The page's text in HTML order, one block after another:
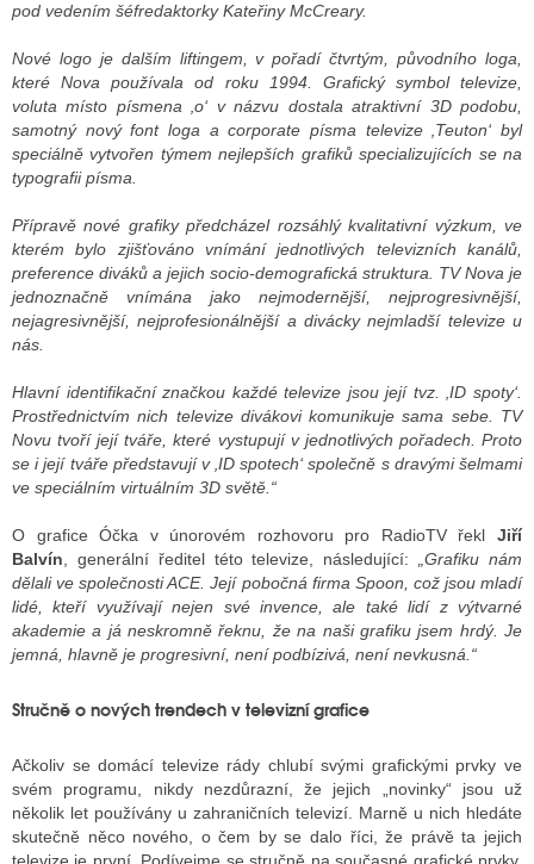
pod vedením šéfredaktorky Kateřiny McCreary.
Nové logo je dalším liftingem, v pořadí čtvrtým, původního loga,
které Nova používala od roku 1994. Grafický symbol televize,
voluta místo písmena ‚o‘ v názvu dostala atraktivní 3D podobu,
samotný nový font loga a corporate písma televize ‚Teuton‘ byl
speciálně vytvořen týmem nejlepších grafiků specializujících se na
typografii písma.
Přípravě nové grafiky předcházel rozsáhlý kvalitativní výzkum, ve
kterém bylo zjišťováno vnímání jednotlivých televizních kanálů,
preference diváků a jejich socio-demografická struktura. TV Nova je
jednoznačně vnímána jako nejmodernější, nejprogresivnější,
nejagresivnější, nejprofesionálnější a divácky nejmladší televize u
nás.
Hlavní identifikační značkou každé televize jsou její tvz. ‚ID spoty‘.
Prostřednictvím nich televize divákovi komunikuje sama sebe. TV
Novu tvoří její tváře, které vystupují v jednotlivých pořadech. Proto
se i její tváře představují v ‚ID spotech‘ společně s dravými šelmami
ve speciálním virtuálním 3D světě.“
O grafice Óčka v únorovém rozhovoru pro RadioTV řekl Jiří
Balvín , generální ředitel této televize, následující:
„Grafiku nám
dělali ve společnosti ACE. Její pobočná firma Spoon, což jsou mladí
lidé, kteří využívají nejen své invence, ale také lidí z výtvarné
akademie a já neskromně řeknu, že na naši grafiku jsem hrdý. Je
jemná, hlavně je progresivní, není podbízivá, není nevkusná.“
Stručně o nových trendech v televizní grafice
Ačkoliv se domácí televize rády chlubí svými grafickými prvky ve
svém programu, nikdy nezdůrazní, že jejich „novinky“ jsou už
několik let používány u zahraničních televizí. Marně u nich hledáte
skutečně něco nového, o čem by se dalo říci, že právě ta jejich